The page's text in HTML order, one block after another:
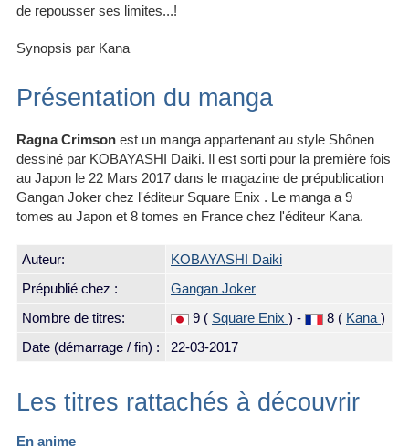
de repousser ses limites...!
Synopsis par Kana
Présentation du manga
Ragna Crimson est un manga appartenant au style Shônen
dessiné par KOBAYASHI Daiki. Il est sorti pour la première fois
au Japon le 22 Mars 2017 dans le magazine de prépublication
Gangan Joker chez l'éditeur Square Enix . Le manga a 9
tomes au Japon et 8 tomes en France chez l'éditeur Kana.
Auteur:
KOBAYASHI Daiki
Prépublié chez :
Gangan Joker
Nombre de titres:
9 ( Square Enix ) - 8 ( Kana )
Date (démarrage / fin) :
22-03-2017
Les titres rattachés à découvrir
En anime